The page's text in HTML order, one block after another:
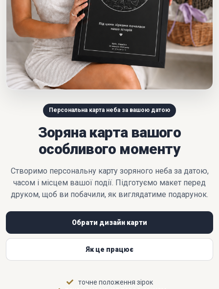
Персональна карта неба за вашою датою
Зоряна карта вашого
особливого моменту
Створимо персональну карту зоряного неба за датою,
часом і місцем вашої події. Підготуємо макет перед
друком, щоб ви побачили, як виглядатиме подарунок.
Обрати дизайн карти
Як це працює
точне положення зірок